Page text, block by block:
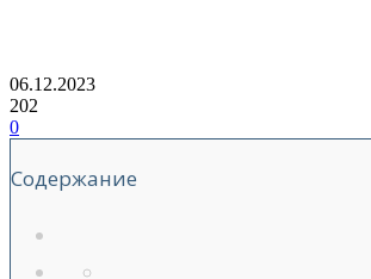
06.12.2023
202
0
Содержание